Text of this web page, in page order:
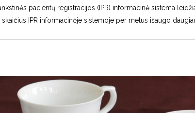
pacientų registracijos (IPR) informacinė sistema
IPR informacinėje sistemoje per metus išaugo